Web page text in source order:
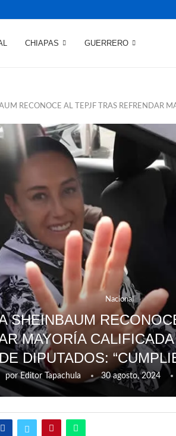
CHIAPAS GUERRERO
RECONOCE AL TEPJF TRAS REFRENDAR
Nacional
SHEINBAUM
MAYORÍA
DIPUTADOS:
porEditor Tapachula 30 agosto, 2024